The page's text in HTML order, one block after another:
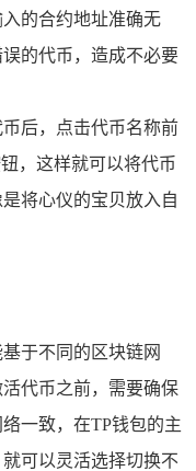
的合约地址准确无
的代币，造成不必要
后，点击代币名称前
，这样就可以将代币
将心仪的宝贝放入自
于不同的区块链网
代币之前，需要确保
一致，在TP钱包的主
可以灵活选择切换不